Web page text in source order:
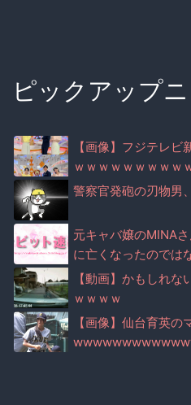
ピックアップ
【画像】フジテレ
ｗｗｗｗｗｗｗｗｗ
警察官発砲の刃物男
元キャバ嬢のMINA
に亡くなったのでは
あり）
【動画】かもしれ
ｗｗｗｗ
【画像】仙台育英